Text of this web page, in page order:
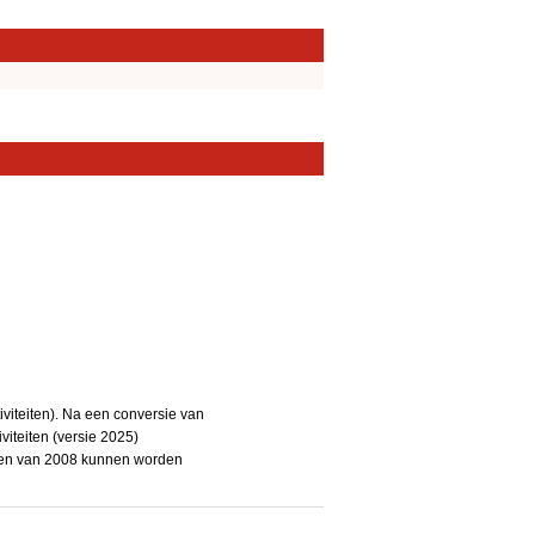
Na een conversie van
(versie 2025)
van 2008 kunnen worden